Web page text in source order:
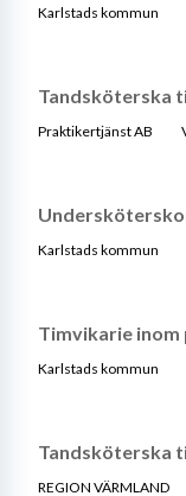
Karlstads kommun
Tandsköterska
Praktikertjänst AB
Karlstads kommun
Timvikarie inom
Karlstads kommun
Tandsköterska
REGION VÄRMLAND